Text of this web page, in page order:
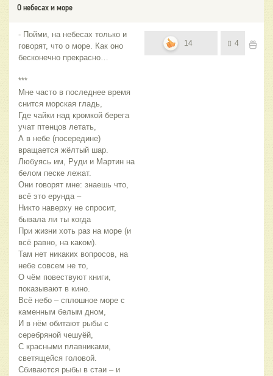
О небесах и море
- Пойми, на небесах только и
говорят, что о море. Как оно
бесконечно прекрасно…
***
Мне часто в последнее время
снится морская гладь,
Где чайки над кромкой берега
учат птенцов летать,
А в небе (посередине)
вращается жёлтый шар.
Любуясь им, Руди и Мартин на
белом песке лежат.
Они говорят мне: знаешь что,
всё это ерунда –
Никто наверху не спросит,
бывала ли ты когда
При жизни хоть раз на море (и
всё равно, на каком).
Там нет никаких вопросов, на
небе совсем не то,
О чём повествуют книги,
показывают в кино.
Всё небо – сплошное море с
каменным белым дном,
И в нём обитают рыбы с
серебряной чешуёй,
С красными плавниками,
светящейся головой.
Сбиваются рыбы в стаи – и
14 4